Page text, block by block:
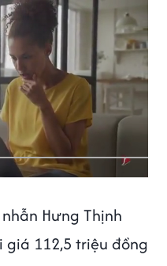
Hưng Thịnh
112,5 triệu đồng